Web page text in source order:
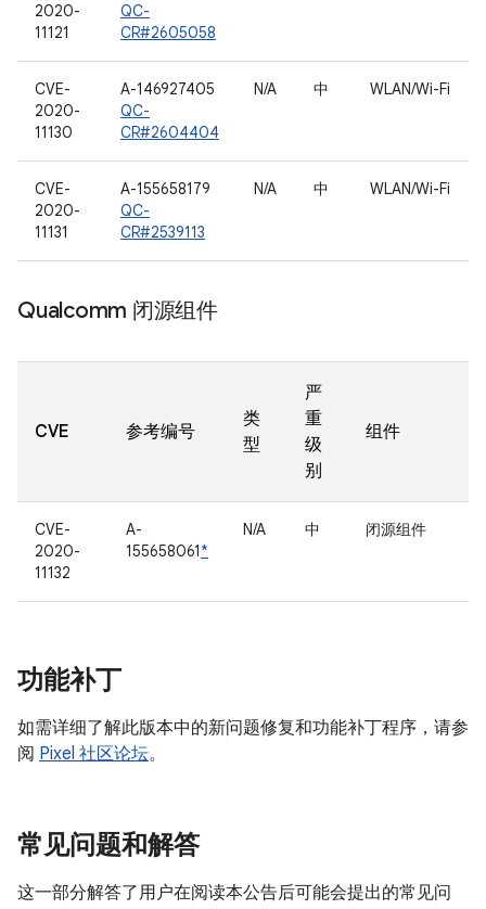
2020-
11121
QC-
CR#2605058
CVE-
2020-
11130
A-146927405
QC-
CR#2604404
N/A 中 WLAN/Wi-Fi
CVE-
2020-
11131
A-155658179
QC-
CR#2539113
N/A 中 WLAN/Wi-Fi
Qualcomm 闭源组件
CVE 参考编号
类
型
严
重
级
别
组件
CVE-
2020-
11132
A-
155658061*
N/A 中 闭源组件
功能补丁
如需详细了解此版本中的新问题修复和功能补丁程序，请参
阅 Pixel 社区论坛。
常见问题和解答
这一部分解答了用户在阅读本公告后可能会提出的常见问